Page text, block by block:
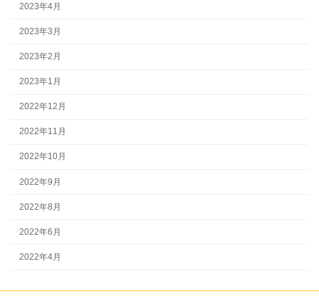
2023年4月
2023年3月
2023年2月
2023年1月
2022年12月
2022年11月
2022年10月
2022年9月
2022年8月
2022年6月
2022年4月